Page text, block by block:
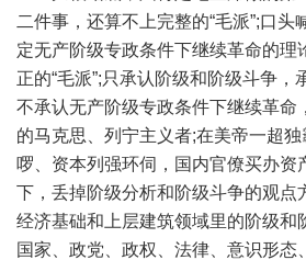
二件事，还算不上完整的“毛派”;口
定无产阶级专政条件下继续革命的理
正的“毛派”;只承认阶级和阶级斗争，
不承认无产阶级专政条件下继续革命
的马克思、列宁主义者;在美帝一超
啰、资本列强环伺，国内官僚买办资
下，丢掉阶级分析和阶级斗争的观点
经济基础和上层建筑领域里的阶级和
国家、政党、政权、法律、意识形态